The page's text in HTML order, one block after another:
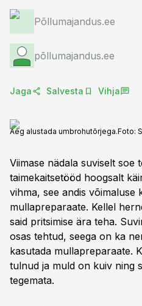
Põllumajandus.ee
põllumajandus.ee
Jaga Salvesta Vihja
Aeg alustada umbrohutõrjega.Foto:
Viimase nädala suviselt soe
taimekaitsetööd hoogsalt
vihma, see andis võimaluse
mullapreparaate. Kellel
said pritsimise ära teha.
osas tehtud, seega on ka
kasutada mullapreparaate.
tulnud ja muld on kuiv ning
tegemata.